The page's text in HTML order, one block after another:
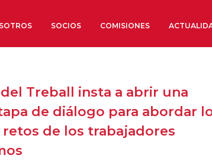
Órganos de Gobierno
Órganos Consultivos
Estructura Ejecutiva
SOCIOS COMISIONES
Treball insta a abrir una
de diálogo para abordar
de los trabajadores